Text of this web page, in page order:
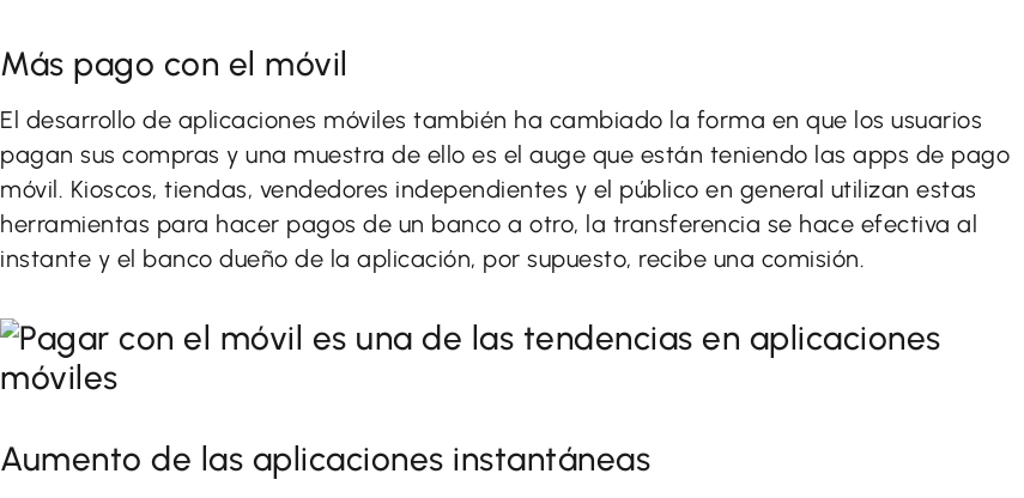
Más pago con el móvil
El desarrollo de aplicaciones móviles también ha cambiado la forma en que los usuarios
pagan sus compras y una muestra de ello es el auge que están teniendo las apps de pago
móvil. Kioscos, tiendas, vendedores independientes y el público en general utilizan estas
herramientas para hacer pagos de un banco a otro, la transferencia se hace efectiva al
instante y el banco dueño de la aplicación, por supuesto, recibe una comisión.
Aumento de las aplicaciones instantáneas